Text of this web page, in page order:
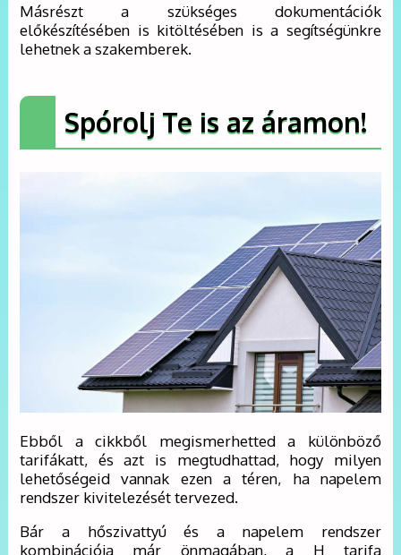
Másrészt a szükséges dokumentációk
előkészítésében is kitöltésében is a segítségünkre
lehetnek a szakemberek.
Spórolj Te is az áramon!
Ebből a cikkből megismerhetted a különböző
tarifákatt, és azt is megtudhattad, hogy milyen
lehetőségeid vannak ezen a téren, ha napelem
rendszer kivitelezését tervezed.
Bár a hőszivattyú és a napelem rendszer
kombinációja már önmagában, a H tarifa